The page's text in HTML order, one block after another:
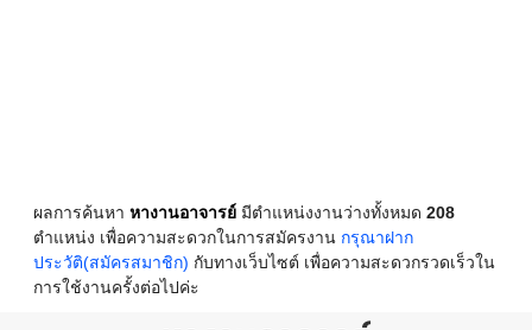
ผลการค้นหา หางานอาจารย์มีตำแหน่งงานว่างทั้งหมด 208
ตำแหน่ง เพื่อความสะดวกในการสมัครงาน กรุณาฝาก
ประวัติ(สมัครสมาชิก) กับทางเว็บไซต์ เพื่อความสะดวกรวดเร็วใน
การใช้งานครั้งต่อไปค่ะ